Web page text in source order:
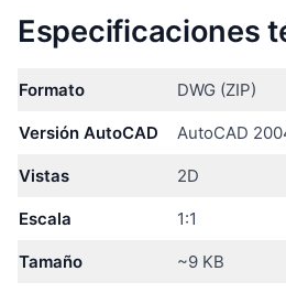
Especificaciones
Formato DWG (ZIP)
Versión AutoCAD AutoCAD
Vistas 2D
Escala 1:1
Tamaño ~9 KB